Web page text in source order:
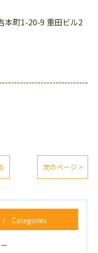
本町1-20-9 重田ビル2
次のページ >
Categories